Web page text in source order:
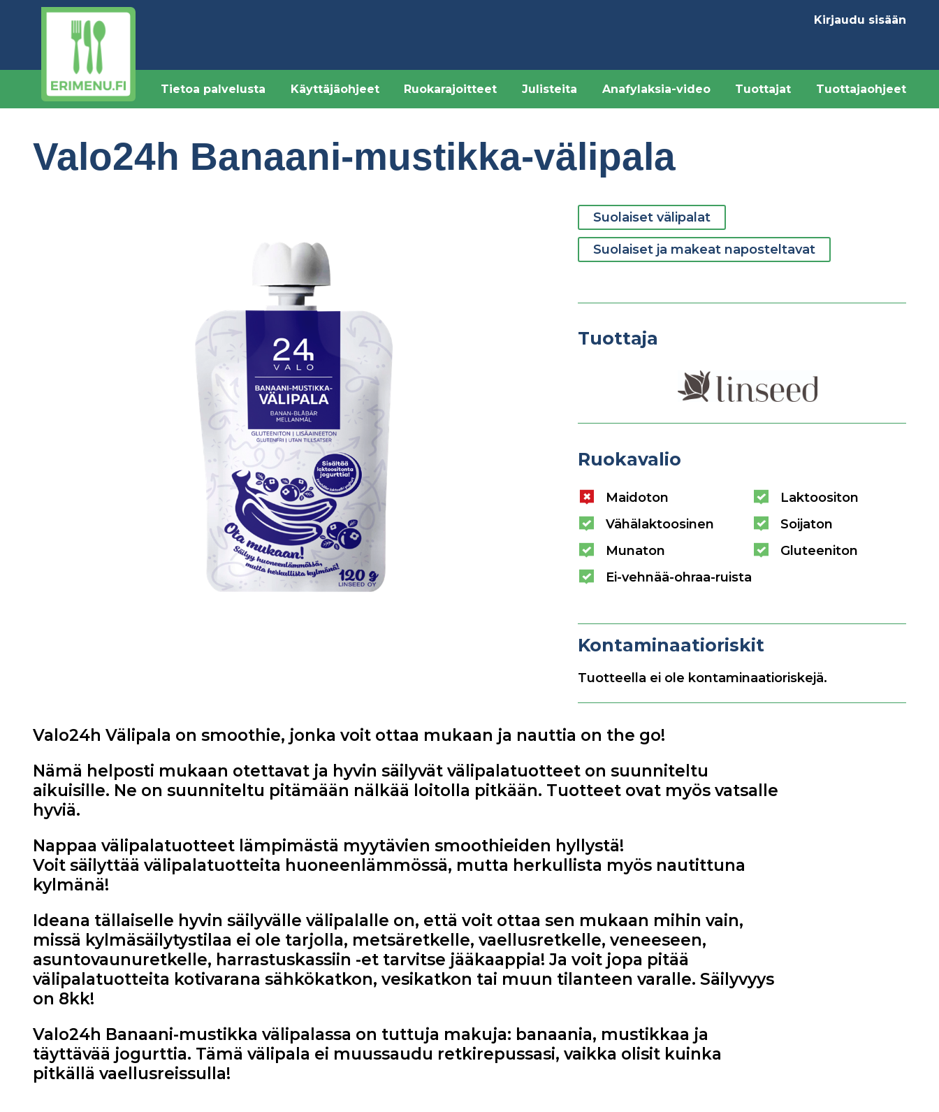
Hyppää
Käyttäjävalikko
Kirjaudu sisään
Tietoa palvelusta Käyttäjäohjeet Ruokarajoitteet Julisteita Anafylaksia-video Tuottajat Tuottajaohjeet
Valo24h Banaani-mustikka-välipala
Suolaiset välipalat
Suolaiset ja makeat naposteltavat
Tuottaja
Ruokavalio
Maidoton
Laktoositon
Vähälaktoosinen
Soijaton
Munaton
Gluteeniton
Ei-vehnää-ohraa-ruista
Kontaminaatioriskit
Tuotteella ei ole kontaminaatioriskejä.
Valo24h Välipala on smoothie, jonka voit ottaa mukaan ja nauttia on the go!
Nämä helposti mukaan otettavat ja hyvin säilyvät välipalatuotteet on suunniteltu
aikuisille. Ne on suunniteltu pitämään nälkää loitolla pitkään. Tuotteet ovat myös vatsalle
hyviä.
Nappaa välipalatuotteet lämpimästä myytävien smoothieiden hyllystä!
Voit säilyttää välipalatuotteita huoneenlämmössä, mutta herkullista myös nautittuna
kylmänä!
Ideana tällaiselle hyvin säilyvälle välipalalle on, että voit ottaa sen mukaan mihin vain,
missä kylmäsäilytystilaa ei ole tarjolla, metsäretkelle, vaellusretkelle, veneeseen,
asuntovaunuretkelle, harrastuskassiin -et tarvitse jääkaappia! Ja voit jopa pitää
välipalatuotteita kotivarana sähkökatkon, vesikatkon tai muun tilanteen varalle. Säilyvyys
on 8kk!
Valo24h Banaani-mustikka välipalassa on tuttuja makuja: banaania, mustikkaa ja
täyttävää jogurttia. Tämä välipala ei muussaudu retkirepussasi, vaikka olisit kuinka
pitkällä vaellusreissulla!